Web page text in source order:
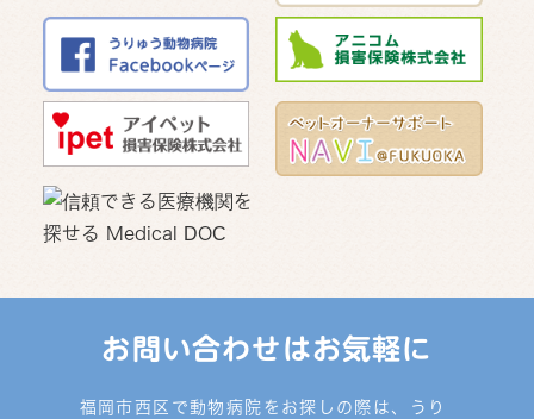
お問い合わせはお気軽に
福岡市西区で動物病院をお探しの際は、うり